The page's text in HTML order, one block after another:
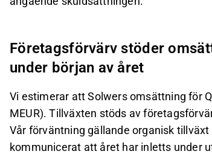
Företagsförvärv stöder
under början av året
Vi estimerar att Solwers omsättning för
MEUR). Tillväxten stöds av
Vår förväntning gällande organisk
kommunicerat att året har inletts under